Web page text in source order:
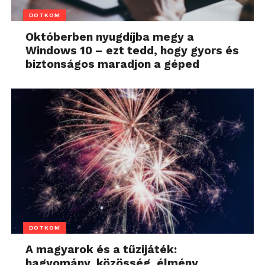
DOTKOM
Októberben nyugdíjba megy a
Windows 10 – ezt tedd, hogy gyors és
biztonságos maradjon a géped
DOTKOM
A magyarok és a tűzijáték: